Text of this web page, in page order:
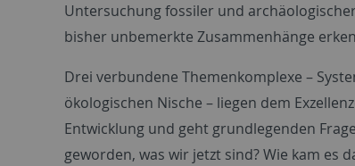
Untersuchung fossiler und
bisher unbemerkte Zusammenhänge
Drei verbundene Themenkomplexe –
ökologischen Nische – liegen dem
Entwicklung und geht grundlegenden
geworden, was wir jetzt sind? Wie kam es